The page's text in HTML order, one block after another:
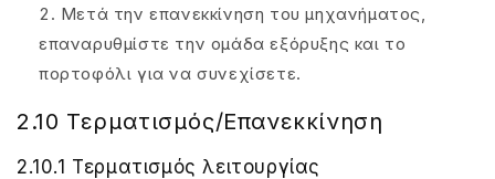
Μετά την επανεκκίνηση του μηχανήματος,
επαναρυθμίστε την ομάδα εξόρυξης και το
πορτοφόλι για να συνεχίσετε.
2.10 Τερματισμός/Επανεκκίνηση
2.10.1 Τερματισμός λειτουργίας